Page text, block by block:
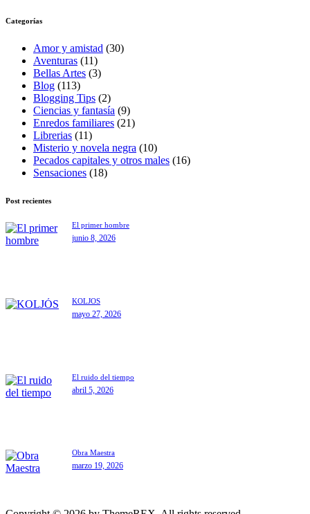
Categorías
Amor y amistad (30)
Aventuras (11)
Bellas Artes (3)
Blog (113)
Blogging Tips (2)
Ciencias y fantasía (9)
Enredos familiares (21)
Librerias (11)
Misterio y novela negra (10)
Pecados capitales y otros males (16)
Sensaciones (18)
Post recientes
El primer hombre
junio 8, 2026
KOLJÓS
mayo 27, 2026
El ruido del tiempo
abril 5, 2026
Obra Maestra
marzo 19, 2026